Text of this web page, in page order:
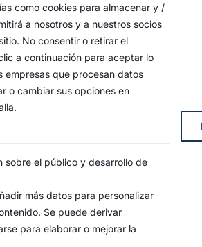
como cookies para almacenar y /
a nosotros y a nuestros socios
No consentir o retirar el
a continuación para aceptar lo
empresas que procesan datos
o cambiar sus opciones en
sobre el público y desarrollo de
más datos para personalizar
Se puede derivar
para elaborar o mejorar la
DE PRIVACIDAD POLÍTICA DE